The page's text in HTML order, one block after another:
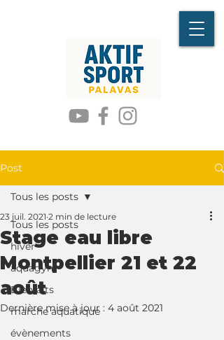
Post
Tous les posts
hiver
aquagym
Bienfaits
marche aquatique
évènements
Tous les posts
Stage eau libre
Montpellier 21 et 22
août
23 juil. 2021 2 min de lecture
Dernière mise à jour : 4 août 2021